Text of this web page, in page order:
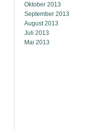
Oktober 2013
September 2013
August 2013
Juli 2013
Mai 2013